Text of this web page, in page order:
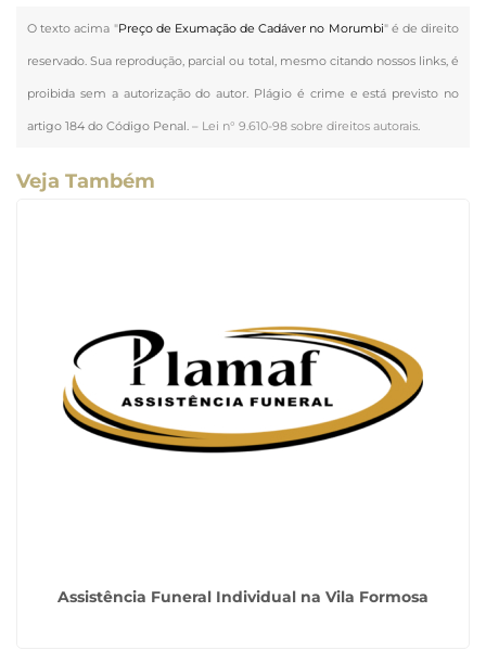
O texto acima "Preço de Exumação de Cadáver no Morumbi" é de direito
reservado. Sua reprodução, parcial ou total, mesmo citando nossos links, é
proibida sem a autorização do autor. Plágio é crime e está previsto no
artigo 184 do Código Penal. – Lei n° 9.610-98 sobre direitos autorais.
Veja Também
Assistência Funeral Individual na Vila Formosa